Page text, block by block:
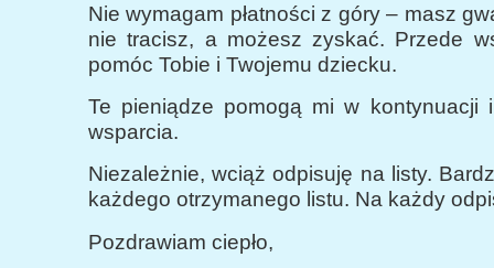
Nie wymagam płatności z góry – masz
nie tracisz, a możesz zyskać. Przede
pomóc Tobie i Twojemu dziecku.
Te pieniądze pomogą mi w kontynuacji
wsparcia.
Niezależnie, wciąż odpisuję na listy.
każdego otrzymanego listu. Na każdy
Pozdrawiam ciepło,